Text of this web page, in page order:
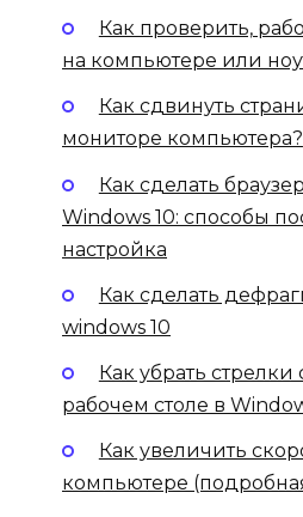
Как проверить,
на компьютере или
Как сдвинуть
мониторе компьютера?
Как сделать
Windows 10: способы
настройка
Как сделать
windows 10
Как убрать
рабочем столе в
Как увеличить
компьютере